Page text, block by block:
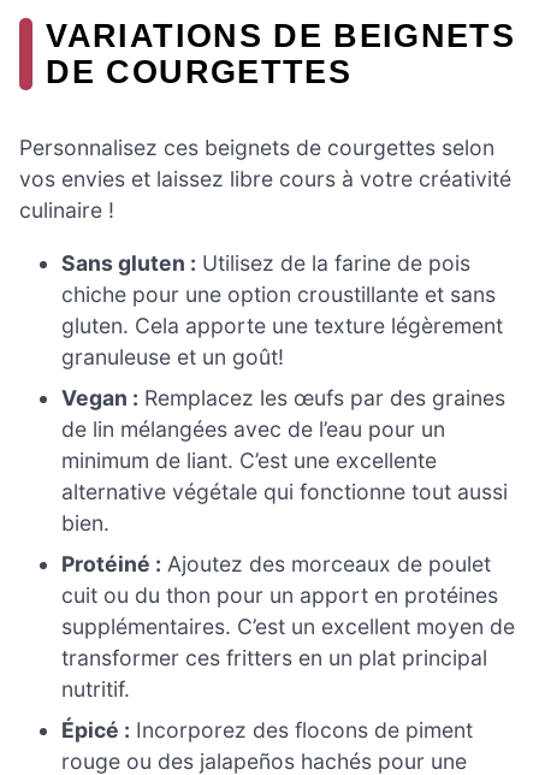
VARIATIONS DE BEIGNETS
DE COURGETTES
Personnalisez ces beignets de courgettes selon
vos envies et laissez libre cours à votre créativité
culinaire !
Sans gluten : Utilisez de la farine de pois
chiche pour une option croustillante et sans
gluten. Cela apporte une texture légèrement
granuleuse et un goût!
Vegan : Remplacez les œufs par des graines
de lin mélangées avec de l’eau pour un
minimum de liant. C’est une excellente
alternative végétale qui fonctionne tout aussi
bien.
Protéiné : Ajoutez des morceaux de poulet
cuit ou du thon pour un apport en protéines
supplémentaires. C’est un excellent moyen de
transformer ces fritters en un plat principal
nutritif.
Épicé : Incorporez des flocons de piment
rouge ou des jalapeños hachés pour une